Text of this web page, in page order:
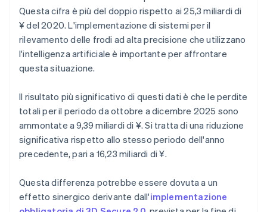
Questa cifra è più del doppio rispetto ai 25,3 miliardi di
¥ del 2020. L'implementazione di sistemi per il
rilevamento delle frodi ad alta precisione che utilizzano
l'intelligenza artificiale è importante per affrontare
questa situazione.
Il risultato più significativo di questi dati è che le perdite
totali per il periodo da ottobre a dicembre 2025 sono
ammontate a 9,39 miliardi di ¥. Si tratta di una riduzione
significativa rispetto allo stesso periodo dell'anno
precedente, pari a 16,23 miliardi di ¥.
Questa differenza potrebbe essere dovuta a un
effetto sinergico derivante dall'implementazione